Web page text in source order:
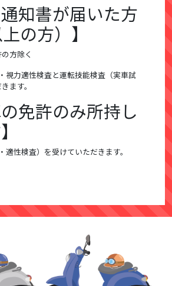
知書が届いた方
の方）】
方除く
視力適性検査と運転技能検査（実車試
ます。
の免許のみ所持し
適性検査）を受けていただきます。